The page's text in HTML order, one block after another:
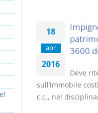
18
apr
2016
3600
Deve
sull’immobile
c.c., nel